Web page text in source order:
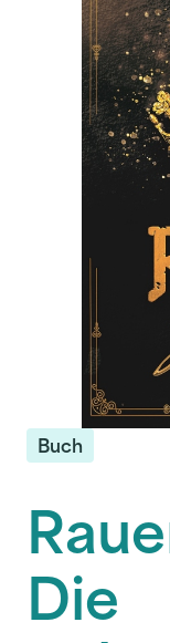
Buch
Die